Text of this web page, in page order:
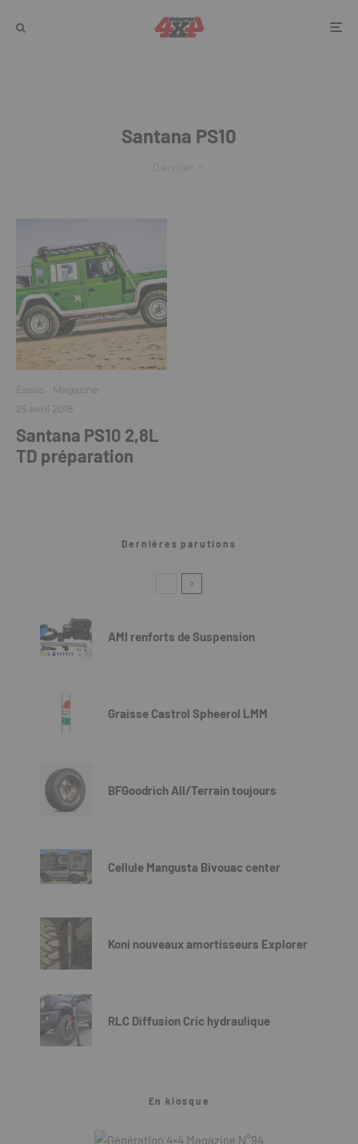
Santana PS10
Essais Magazine ·
25 avril 2018
Santana PS10 2,8L
TD préparation
Dernières parutions
AMI renforts de Suspension
Graisse Castrol Spheerol LMM
BFGoodrich All/Terrain toujours
Cellule Mangusta Bivouac center
Koni nouveaux amortisseurs Explorer
RLC Diffusion Cric hydraulique
En kiosque